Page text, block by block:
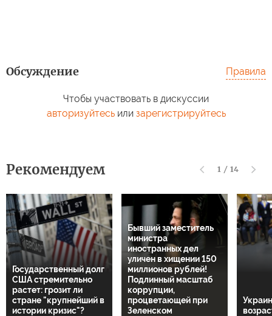
Обсуждение Правила
Чтобы участвовать в дискуссии
авторизуйтесьили зарегистрируйтесь
Рекомендуем 1 / 14
Государственный долг
США стремительно
растет: грозит ли
стране "крупнейший в
истории кризис"?
Бывший заместитель
министра
иностранных дел
уличен в хищении 150
миллионов рублей!
Подлинный масштаб
коррупции,
процветающей при
Зеленском